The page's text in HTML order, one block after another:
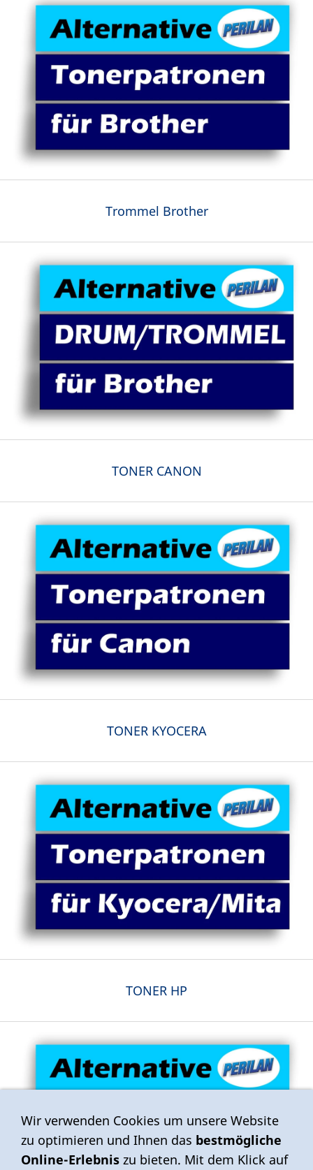
Trommel Brother
TONER CANON
TONER KYOCERA
TONER HP
Wir verwenden Cookies um unsere Website
zu optimieren und Ihnen das bestmögliche
Online-Erlebnis zu bieten. Mit dem Klick auf